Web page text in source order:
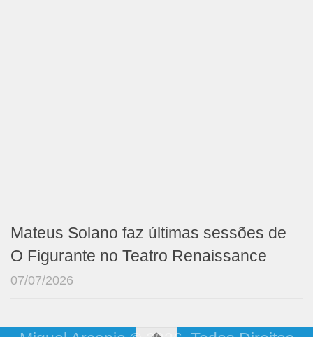
Mateus Solano faz últimas sessões de
O Figurante no Teatro Renaissance
07/07/2026